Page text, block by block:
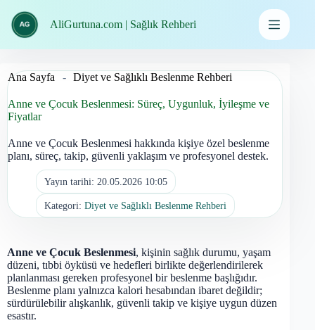
geç
AliGurtuna.com | Sağlık Rehberi
Ana Sayfa - Diyet ve Sağlıklı Beslenme Rehberi
Anne ve Çocuk Beslenmesi: Süreç, Uygunluk, İyileşme ve
Fiyatlar
Anne ve Çocuk Beslenmesi hakkında kişiye özel beslenme
planı, süreç, takip, güvenli yaklaşım ve profesyonel destek.
Yayın tarihi: 20.05.2026 10:05
Kategori: Diyet ve Sağlıklı Beslenme Rehberi
Anne ve Çocuk Beslenmesi, kişinin sağlık durumu, yaşam
düzeni, tıbbi öyküsü ve hedefleri birlikte değerlendirilerek
planlanması gereken profesyonel bir beslenme başlığıdır.
Beslenme planı yalnızca kalori hesabından ibaret değildir;
sürdürülebilir alışkanlık, güvenli takip ve kişiye uygun düzen
esastır.